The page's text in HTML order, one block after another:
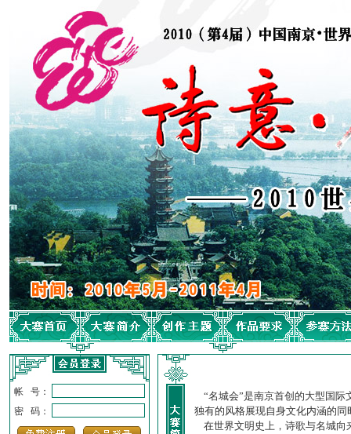
帐 号：
密 码：
“名城会”是南京首创的大型国际
独有的风格展现自身文化内涵的
在世界文明史上，诗歌与名城向